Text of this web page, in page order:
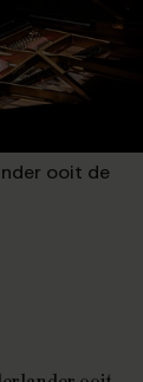
ooit de